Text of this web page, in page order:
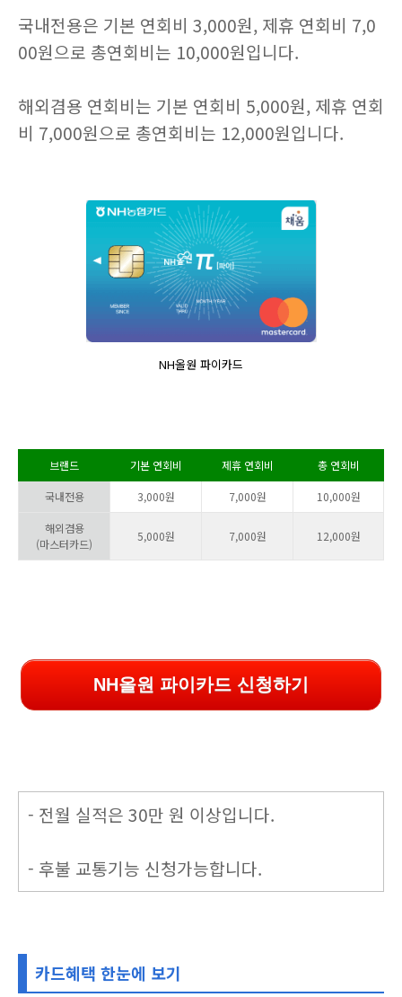
국내전용은 기본 연회비 3,000원, 제휴 연회비 7,0
00원으로 총연회비는 10,000원입니다.
해외겸용 연회비는 기본 연회비 5,000원, 제휴 연회
비 7,000원으로 총연회비는 12,000원입니다.
NH올원 파이카드
브랜드 기본 연회비 제휴 연회비 총 연회비
국내전용 3,000원 7,000원 10,000원
해외겸용
(마스터카드)
5,000원 7,000원 12,000원
NH올원 파이카드 신청하기
- 전월 실적은 30만 원 이상입니다.
- 후불 교통기능 신청가능합니다.
카드혜택 한눈에 보기